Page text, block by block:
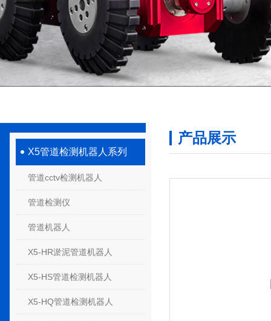
X5管道检测机器人系列
管道cctv检测机器人
管道检测仪
管道机器人
X5-HR淤泥管道机器人
X5-HS管道检测机器人
X5-HQ管道检测机器人
产品展示